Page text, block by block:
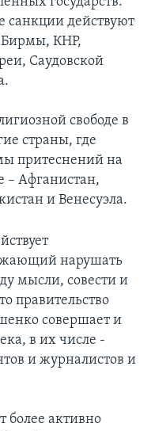
действуют
Бирмы, КНР,
Саудовской
свободе в
страны, где
притеснений на
– Афганистан,
и Венесуэла.
нарушать
мысли, совести и
правительство
совершает и
в их числе -
и журналистов и
более активно